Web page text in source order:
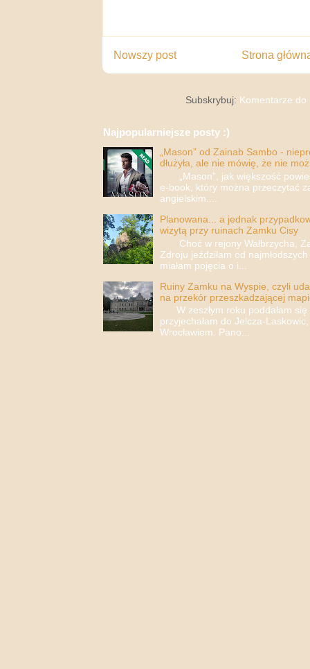
Nowszy post Strona
Subskrybuj: Komentarze do
Najpopularniejsze posty :)
„Mason” od Zainab Sambo -
dłużyła, ale nie mówię, że nie
„Mason”, jak większość
e-book, który można przeczytać
angielskim....
Planowana... a jednak
wizytą przy ruinach Zamku Cisy
Choć w rejony Wałbrzycha,
Zdroju jeździłam od
miałam pojęcia o i...
Ruiny Zamku na Wyspie, czyli
na przekór przeszkadzającej
W zeszłym roku poddałam się
przyjechałam do Jelcza-
Wrocławiem. Pano...